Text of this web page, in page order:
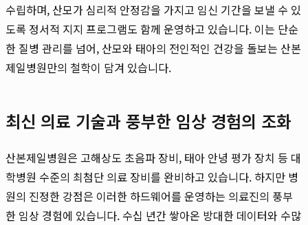
수립하며, 산모가 심리적 안정감을 가지고 임신 기간을 보낼 수 있
도록 정서적 지지 프로그램도 함께 운영하고 있습니다. 이는 단순
한 질병 관리를 넘어, 산모와 태아의 전인적인 건강을 돌보는 산본
제일병원만의 철학이 담겨 있습니다.
최신 의료 기술과 풍부한 임상 경험의 조화
산본제일병원은 고해상도 초음파 장비, 태아 안녕 평가 장치 등 대
학병원 수준의 최첨단 의료 장비를 완비하고 있습니다. 하지만 병
원의 진정한 강점은 이러한 하드웨어를 운영하는 의료진의 풍부
한 임상 경험에 있습니다. 수십 년간 쌓아온 방대한 데이터와 수많